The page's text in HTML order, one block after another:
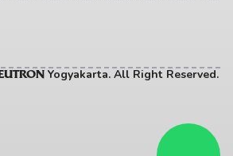
Yogyakarta. All Right Reserved.